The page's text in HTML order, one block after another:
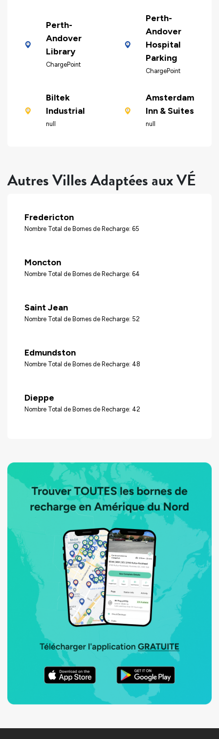
Perth-
Andover
Library
ChargePoint
Perth-
Andover
Hospital
Parking
ChargePoint
Biltek
Industrial
null
Amsterdam
Inn & Suites
null
Autres Villes Adaptées aux VÉ
Fredericton
Nombre Total de Bornes de Recharge: 65
Moncton
Nombre Total de Bornes de Recharge: 64
Saint Jean
Nombre Total de Bornes de Recharge: 52
Edmundston
Nombre Total de Bornes de Recharge: 48
Dieppe
Nombre Total de Bornes de Recharge: 42